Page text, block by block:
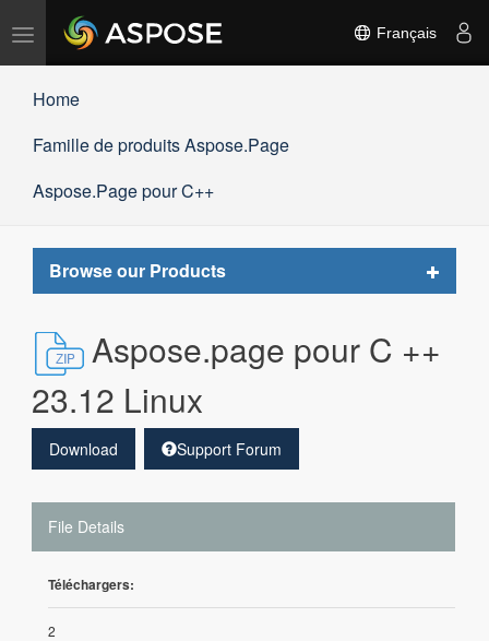
Basculer
Français
Home
Famille de produits Aspose.Page
Aspose.Page pour C++
Browse our Products
Toggle
Aspose.page pour C ++
23.12 Linux
Download Support Forum
File Details
Téléchargers:
2